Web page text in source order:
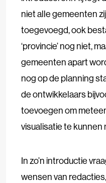
niet alle gemeenten
toegevoegd, ook
‘provincie’ nog niet,
gemeenten apart
nog op de planning
de ontwikkelaars
toevoegen om
visualisatie te kunnen
In zo’n introductie
wensen van